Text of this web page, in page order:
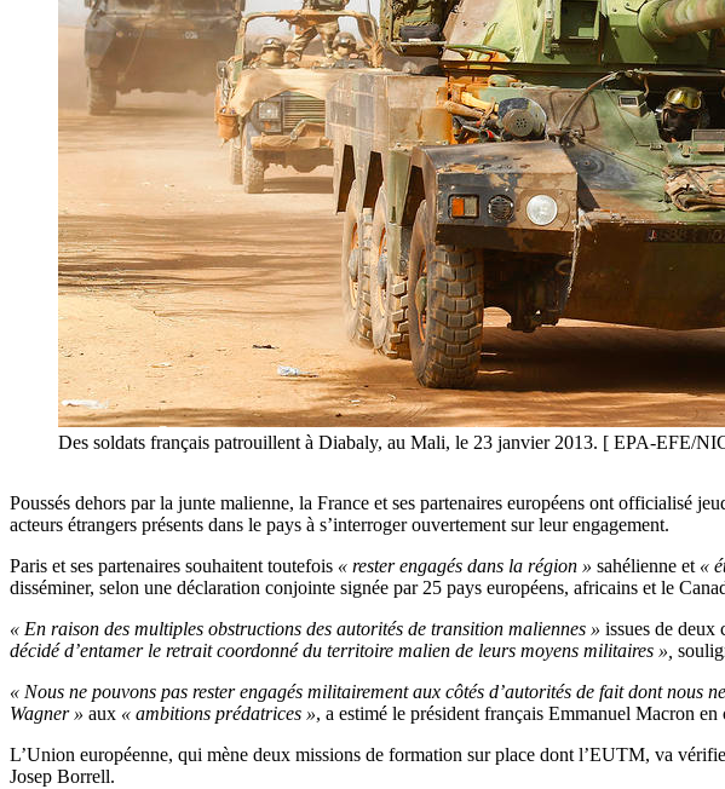
Des soldats français patrouillent à Diabaly, au Mali, le 23 janvier 2013. [ EPA-EFE/
Poussés dehors par la junte malienne, la France et ses partenaires européens ont officialisé
acteurs étrangers présents dans le pays à s’interroger ouvertement sur leur engagement.
Paris et ses partenaires souhaitent toutefois « rester engagés dans la région » sahélienne et «
disséminer, selon une déclaration conjointe signée par 25 pays européens, africains et le
« En raison des multiples obstructions des autorités de transition maliennes » issues de deux
décidé d’entamer le retrait coordonné du territoire malien de leurs moyens militaires »,
« Nous ne pouvons pas rester engagés militairement aux côtés d’autorités de fait dont nous
Wagner » aux « ambitions prédatrices », a estimé le président français Emmanuel Macron
L’Union européenne, qui mène deux missions de formation sur place dont l’EUTM, va
Josep Borrell.